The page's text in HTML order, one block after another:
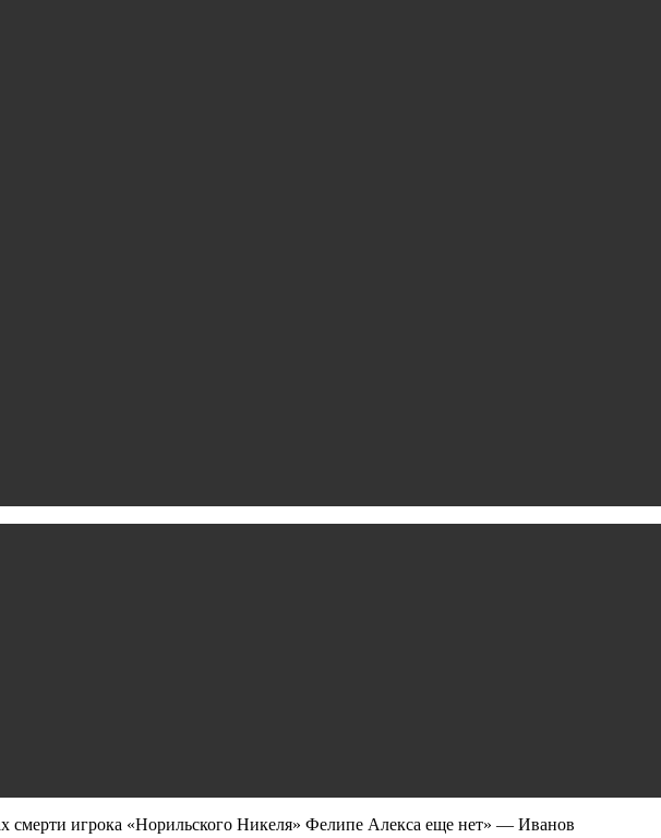
смерти игрока «Норильского Никеля» Фелипе Алекса еще нет» — Иванов